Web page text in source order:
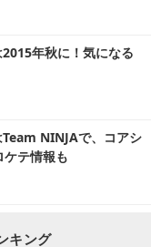
年秋に！気になる
NINJAで、コアシ
テ情報も
キング